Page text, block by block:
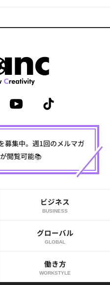
募集中。週1回のメルマガ
閲覧可能📚
ビジネス
BUSINESS
グローバル
GLOBAL
働き方
WORKSTYLE